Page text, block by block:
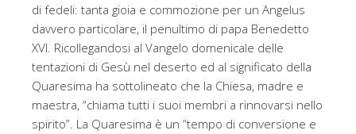
di fedeli: tanta gioia e commozione per un Angelus
davvero particolare, il penultimo di papa Benedetto
XVI. Ricollegandosi al Vangelo domenicale delle
tentazioni di Gesù nel deserto ed al significato della
Quaresima ha sottolineato che la Chiesa, madre e
maestra, “chiama tutti i suoi membri a rinnovarsi nello
spirito”. La Quaresima è un “tempo di conversione e